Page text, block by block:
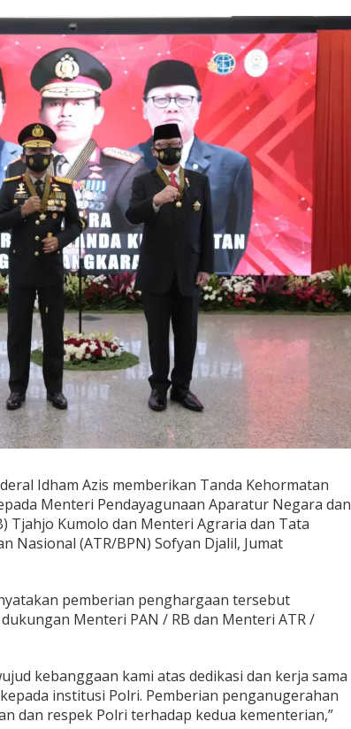
Idham Azis memberikan Tanda Kehormatan
Menteri Pendayagunaan Aparatur Negara dan
Tjahjo Kumolo dan Menteri Agraria dan Tata
Nasional (ATR/BPN) Sofyan Djalil, Jumat
pemberian penghargaan tersebut
Menteri PAN / RB dan Menteri ATR /
kebanggaan kami atas dedikasi dan kerja sama
institusi Polri. Pemberian penganugerahan
dan respek Polri terhadap kedua kementerian,”